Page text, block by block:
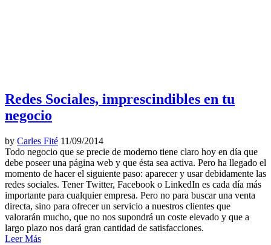
Redes Sociales, imprescindibles en tu
negocio
by Carles Fité 11/09/2014
Todo negocio que se precie de moderno tiene claro hoy en día que
debe poseer una página web y que ésta sea activa. Pero ha llegado el
momento de hacer el siguiente paso: aparecer y usar debidamente las
redes sociales. Tener Twitter, Facebook o LinkedIn es cada día más
importante para cualquier empresa. Pero no para buscar una venta
directa, sino para ofrecer un servicio a nuestros clientes que
valorarán mucho, que no nos supondrá un coste elevado y que a
largo plazo nos dará gran cantidad de satisfacciones.
Leer Más